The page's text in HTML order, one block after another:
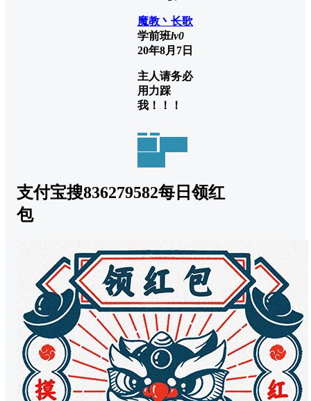
魔教丶长歌
学前班lv0
20年8月7日
主人请务必
用力踩
我！！！
支付宝搜836279582每日领红
包